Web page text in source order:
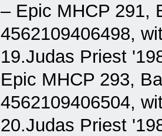
– Epic MHCP 291,
4562109406498,
19.Judas Priest
Epic MHCP 293,
4562109406504,
20.Judas Priest